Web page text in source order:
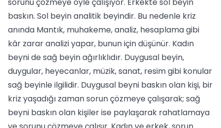
baskın. Sol beyin analitik beyindir. Bu nedenle kriz
anında Mantık, muhakeme, analiz, hesaplama gibi
kâr zarar analizi yapar, bunun için düşünür. Kadın
beyni de sağ beyin ağırlıklıdır. Duygusal beyin,
duygular, heyecanlar, müzik, sanat, resim gibi konular
sağ beyinle ilgilidir. Duygusal beyni baskın olan kişi, bir
kriz yaşadığı zaman sorun çözmeye çalışarak; sağ
beyni baskın olan kişiler ise paylaşarak rahatlamaya